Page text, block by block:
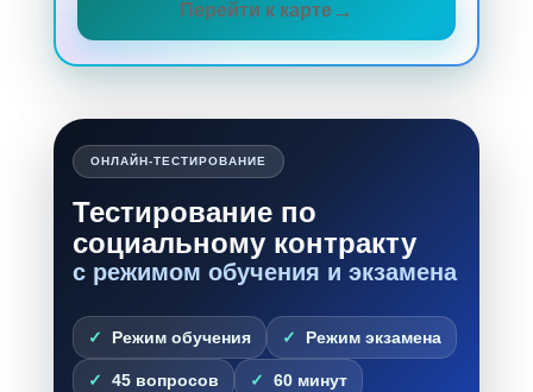
Перейти к карте
ОНЛАЙН-ТЕСТИРОВАНИЕ
Тестирование по
социальному контракту
с режимом обучения и экзамена
Режим обучения Режим экзамена
45 вопросов 60 минут